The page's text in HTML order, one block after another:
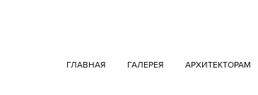
ГЛАВНАЯ ГАЛЕРЕЯ АРХИТЕКТОРАМ